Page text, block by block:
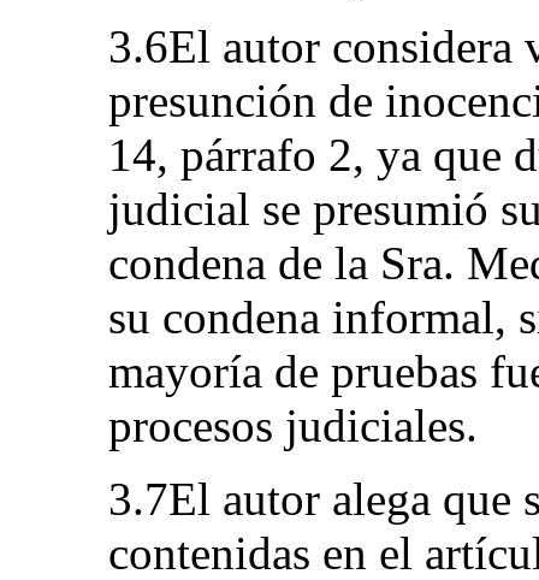
3.6El autor considera
presunción de
14, párrafo 2, ya que
judicial se presumió
condena de la Sra.
su condena informal,
mayoría de pruebas
procesos judiciales.
3.7El autor alega que
contenidas en el